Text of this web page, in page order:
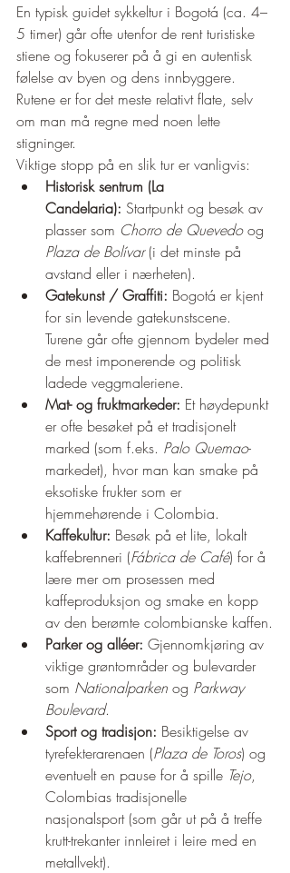
En typisk guidet sykkeltur i Bogotá (ca. 4–
5 timer) går ofte utenfor de rent turistiske
stiene og fokuserer på å gi en autentisk
følelse av byen og dens innbyggere.
Rutene er for det meste relativt flate, selv
om man må regne med noen lette
stigninger.
Viktige stopp på en slik tur er vanligvis:
Historisk sentrum (La
Candelaria): Startpunkt og besøk av
plasser som Chorro de Quevedo og
Plaza de Bolívar (i det minste på
avstand eller i nærheten).
Gatekunst / Graffiti: Bogotá er kjent
for sin levende gatekunstscene.
Turene går ofte gjennom bydeler med
de mest imponerende og politisk
ladede veggmaleriene.
Mat- og fruktmarkeder: Et høydepunkt
er ofte besøket på et tradisjonelt
marked (som f.eks. Palo Quemao-
markedet), hvor man kan smake på
eksotiske frukter som er
hjemmehørende i Colombia.
Kaffekultur: Besøk på et lite, lokalt
kaffebrenneri (Fábrica de Café) for å
lære mer om prosessen med
kaffeproduksjon og smake en kopp
av den berømte colombianske kaffen.
Parker og alléer: Gjennomkjøring av
viktige grøntområder og bulevarder
som Nationalparken og Parkway
Boulevard.
Sport og tradisjon: Besiktigelse av
tyrefekterarenaen (Plaza de Toros) og
eventuelt en pause for å spille Tejo,
Colombias tradisjonelle
nasjonalsport (som går ut på å treffe
krutt-trekanter innleiret i leire med en
metallvekt).